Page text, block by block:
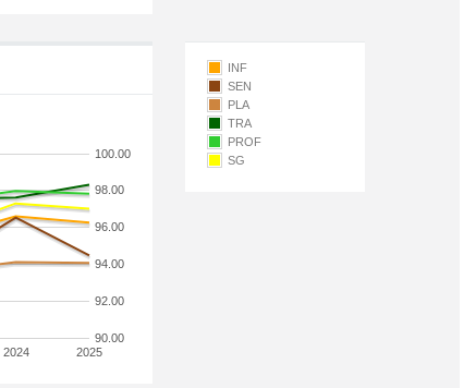
2024 2025
90.00
92.00
94.00
96.00
98.00
100.00
INF
SEN
PLA
TRA
PROF
SG